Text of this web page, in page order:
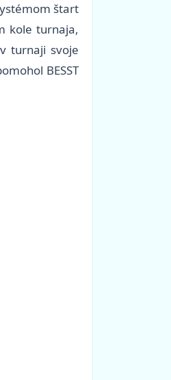
štart
kole turnaja,
turnaji svoje
BESST